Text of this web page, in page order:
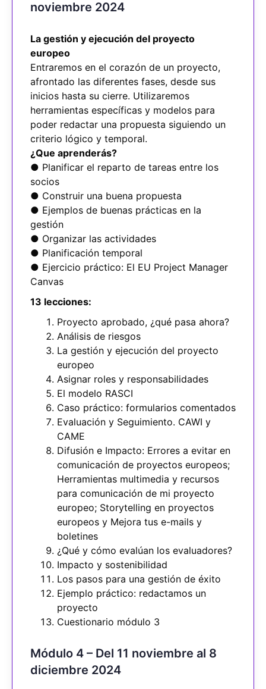
noviembre 2024
La gestión y ejecución del proyecto
europeo
Entraremos en el corazón de un proyecto,
afrontado las diferentes fases, desde sus
inicios hasta su cierre. Utilizaremos
herramientas específicas y modelos para
poder redactar una propuesta siguiendo un
criterio lógico y temporal.
¿Que aprenderás?
● Planificar el reparto de tareas entre los
socios
● Construir una buena propuesta
● Ejemplos de buenas prácticas en la
gestión
● Organizar las actividades
● Planificación temporal
● Ejercicio práctico: El EU Project Manager
Canvas
13 lecciones:
Proyecto aprobado, ¿qué pasa ahora?
Análisis de riesgos
La gestión y ejecución del proyecto
europeo
Asignar roles y responsabilidades
El modelo RASCI
Caso práctico: formularios comentados
Evaluación y Seguimiento. CAWI y
CAME
Difusión e Impacto: Errores a evitar en
comunicación de proyectos europeos;
Herramientas multimedia y recursos
para comunicación de mi proyecto
europeo; Storytelling en proyectos
europeos y Mejora tus e-mails y
boletines
¿Qué y cómo evalúan los evaluadores?
Impacto y sostenibilidad
Los pasos para una gestión de éxito
Ejemplo práctico: redactamos un
proyecto
Cuestionario módulo 3
Módulo 4 – Del 11 noviembre al 8
diciembre 2024